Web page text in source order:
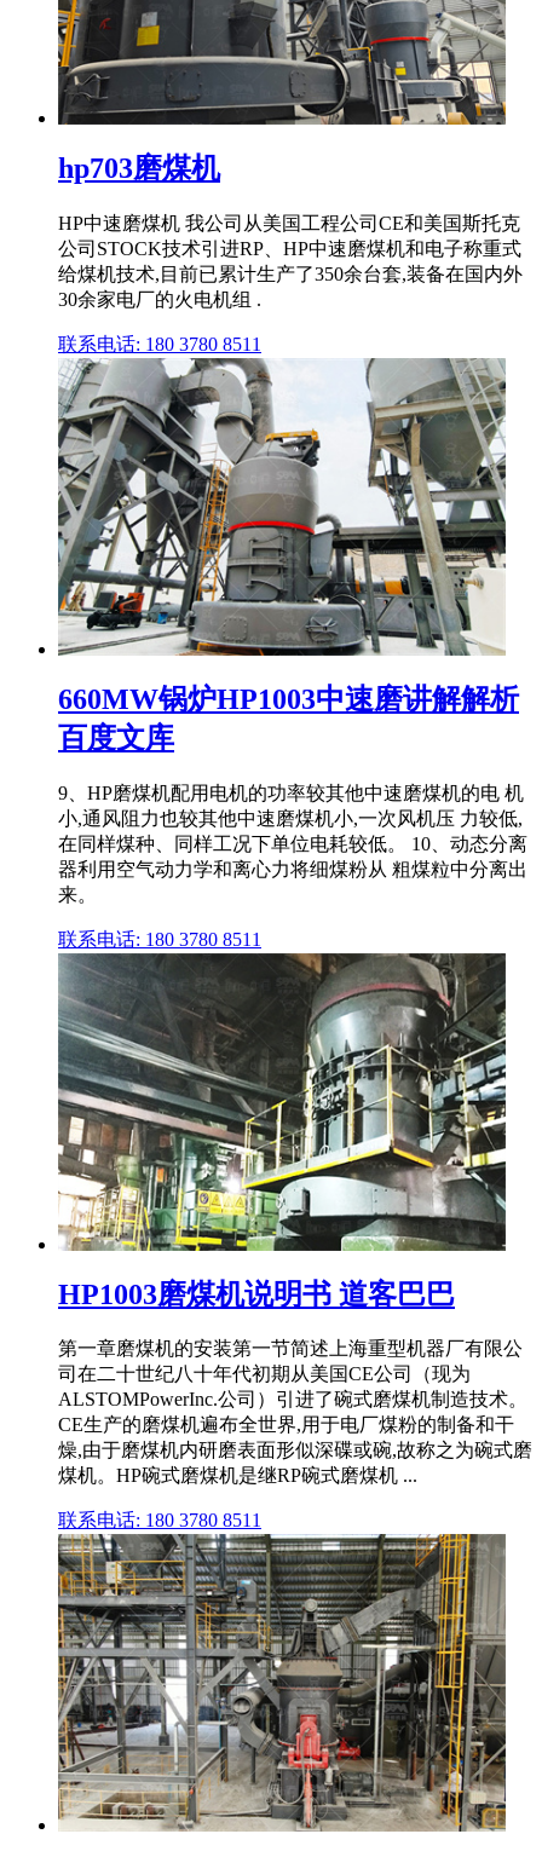
hp703磨煤机
HP中速磨煤机 我公司从美国工程公司CE和美国斯托克
公司STOCK技术引进RP、HP中速磨煤机和电子称重式
给煤机技术,目前已累计生产了350余台套,装备在国内外
30余家电厂的火电机组 .
联系电话: 180 3780 8511
660MW锅炉HP1003中速磨讲解解析
百度文库
9、HP磨煤机配用电机的功率较其他中速磨煤机的电 机
小,通风阻力也较其他中速磨煤机小,一次风机压 力较低,
在同样煤种、同样工况下单位电耗较低。 10、动态分离
器利用空气动力学和离心力将细煤粉从 粗煤粒中分离出
来。
联系电话: 180 3780 8511
HP1003磨煤机说明书 道客巴巴
第一章磨煤机的安装第一节简述上海重型机器厂有限公
司在二十世纪八十年代初期从美国CE公司（现为
ALSTOMPowerInc.公司）引进了碗式磨煤机制造技术。
CE生产的磨煤机遍布全世界,用于电厂煤粉的制备和干
燥,由于磨煤机内研磨表面形似深碟或碗,故称之为碗式磨
煤机。HP碗式磨煤机是继RP碗式磨煤机 ...
联系电话: 180 3780 8511